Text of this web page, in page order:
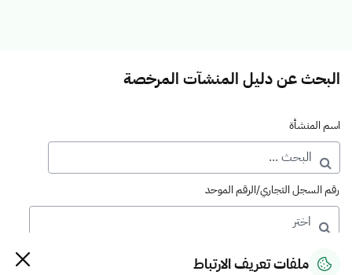
البحث عن دليل المنشآت المرخصة
اسم المنشأة
رقم السجل التجاري/الرقم الموحد
رقم الترخيصملفات تعريف الارتباط